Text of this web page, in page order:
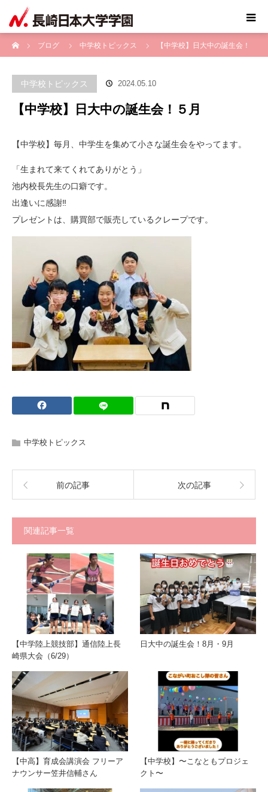
ブログ
中学校トピックス 【中学校】日大中の誕生会！
中学校トピックス 2024.05.10
【中学校】日大中の誕生会！５月
【中学校】毎月、中学生を集めて小さな誕生会をやってます。
「生まれて来てくれてありがとう」
池内校長先生の口癖です。
出逢いに感謝‼️
プレゼントは、購買部で販売しているクレープです。
中学校トピックス
前の記事 次の記事
関連記事一覧
【中学陸上競技部】通信陸上長
崎県大会（6/29）
日大中の誕生会！8月・9月
【中高】育成会講演会 フリーア
ナウンサー笠井信輔さん
【中学校】〜こなともプロジェ
クト〜